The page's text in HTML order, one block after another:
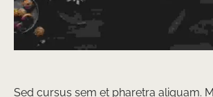
Sed cursus sem et pharetra aliquam.